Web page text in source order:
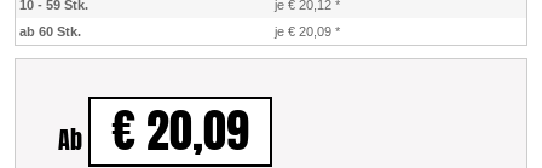
10 - 59 Stk.
je € 20,12 *
ab 60 Stk.
je € 20,09 *
Ab € 20,09